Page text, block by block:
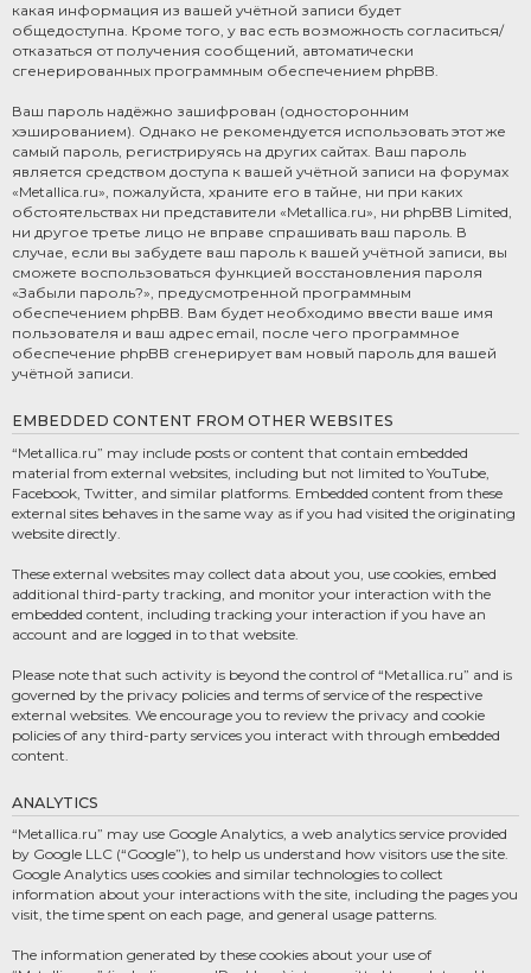
какая информация из вашей учётной записи будет
общедоступна. Кроме того, у вас есть возможность согласиться/
отказаться от получения сообщений, автоматически
сгенерированных программным обеспечением phpBB.
Ваш пароль надёжно зашифрован (односторонним
хэшированием). Однако не рекомендуется использовать этот же
самый пароль, регистрируясь на других сайтах. Ваш пароль
является средством доступа к вашей учётной записи на форумах
«Metallica.ru», пожалуйста, храните его в тайне, ни при каких
обстоятельствах ни представители «Metallica.ru», ни phpBB Limited,
ни другое третье лицо не вправе спрашивать ваш пароль. В
случае, если вы забудете ваш пароль к вашей учётной записи, вы
сможете воспользоваться функцией восстановления пароля
«Забыли пароль?», предусмотренной программным
обеспечением phpBB. Вам будет необходимо ввести ваше имя
пользователя и ваш адрес email, после чего программное
обеспечение phpBB сгенерирует вам новый пароль для вашей
учётной записи.
EMBEDDED CONTENT FROM OTHER WEBSITES
“Metallica.ru” may include posts or content that contain embedded
material from external websites, including but not limited to YouTube,
Facebook, Twitter, and similar platforms. Embedded content from these
external sites behaves in the same way as if you had visited the originating
website directly.
These external websites may collect data about you, use cookies, embed
additional third-party tracking, and monitor your interaction with the
embedded content, including tracking your interaction if you have an
account and are logged in to that website.
Please note that such activity is beyond the control of “Metallica.ru” and is
governed by the privacy policies and terms of service of the respective
external websites. We encourage you to review the privacy and cookie
policies of any third-party services you interact with through embedded
content.
ANALYTICS
“Metallica.ru” may use Google Analytics, a web analytics service provided
by Google LLC (“Google”), to help us understand how visitors use the site.
Google Analytics uses cookies and similar technologies to collect
information about your interactions with the site, including the pages you
visit, the time spent on each page, and general usage patterns.
The information generated by these cookies about your use of